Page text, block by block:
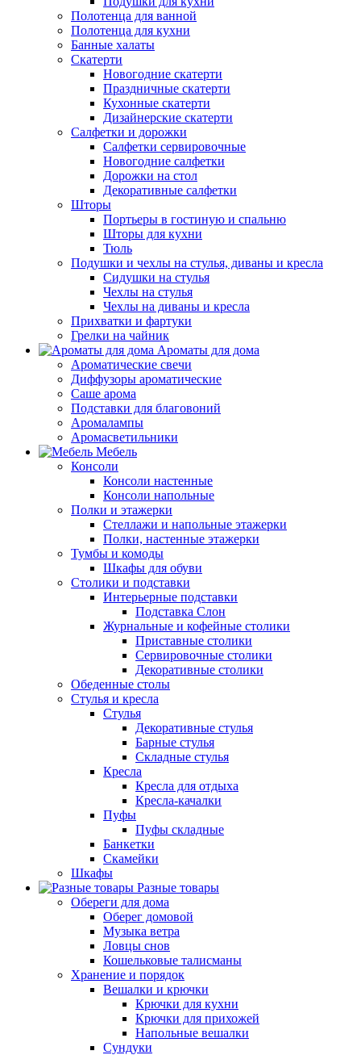
Полотенца для ванной
Полотенца для кухни
Банные халаты
Скатерти
Новогодние скатерти
Праздничные скатерти
Кухонные скатерти
Дизайнерские скатерти
Салфетки и дорожки
Салфетки сервировочные
Новогодние салфетки
Дорожки на стол
Декоративные салфетки
Шторы
Портьеры в гостиную и спальню
Шторы для кухни
Тюль
Подушки и чехлы на стулья, диваны и кресла
Сидушки на стулья
Чехлы на стулья
Чехлы на диваны и кресла
Прихватки и фартуки
Грелки на чайник
Ароматы для дома
Ароматические свечи
Диффузоры ароматические
Саше арома
Подставки для благовоний
Аромалампы
Аромасветильники
Мебель
Консоли
Консоли настенные
Консоли напольные
Полки и этажерки
Стеллажи и напольные этажерки
Полки, настенные этажерки
Тумбы и комоды
Шкафы для обуви
Столики и подставки
Интерьерные подставки
Подставка Слон
Журнальные и кофейные столики
Приставные столики
Сервировочные столики
Декоративные столики
Обеденные столы
Стулья и кресла
Стулья
Декоративные стулья
Барные стулья
Складные стулья
Кресла
Кресла для отдыха
Кресла-качалки
Пуфы
Пуфы складные
Банкетки
Скамейки
Шкафы
Разные товары
Обереги для дома
Оберег домовой
Музыка ветра
Ловцы снов
Кошельковые талисманы
Хранение и порядок
Вешалки и крючки
Крючки для кухни
Крючки для прихожей
Напольные вешалки
Сундуки